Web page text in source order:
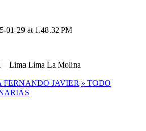
– Lima Lima La Molina
JAVIER » TODO